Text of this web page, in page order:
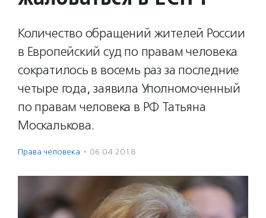
Количество обращений жителей России
в Европейский суд по правам человека
сократилось в восемь раз за последние
четыре года, заявила Уполномоченный
по правам человека в РФ Татьяна
Москалькова.
Права человека · 06.04.2018